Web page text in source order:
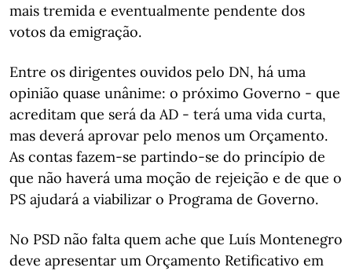
mais tremida e eventualmente pendente dos
votos da emigração.
Entre os dirigentes ouvidos pelo DN, há uma
opinião quase unânime: o próximo Governo - que
acreditam que será da AD - terá uma vida curta,
mas deverá aprovar pelo menos um Orçamento.
As contas fazem-se partindo-se do princípio de
que não haverá uma moção de rejeição e de que o
PS ajudará a viabilizar o Programa de Governo.
No PSD não falta quem ache que Luís Montenegro
deve apresentar um Orçamento Retificativo em